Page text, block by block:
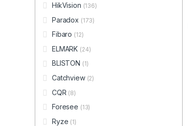
HikVision (136)
Paradox (173)
Fibaro (12)
ELMARK (24)
BLISTON (1)
Catchview (2)
CQR (8)
Foresee (13)
Ryze (1)